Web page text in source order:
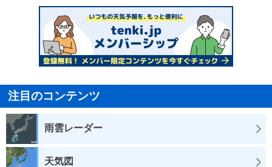
注目のコンテンツ
雨雲レーダー
天気図